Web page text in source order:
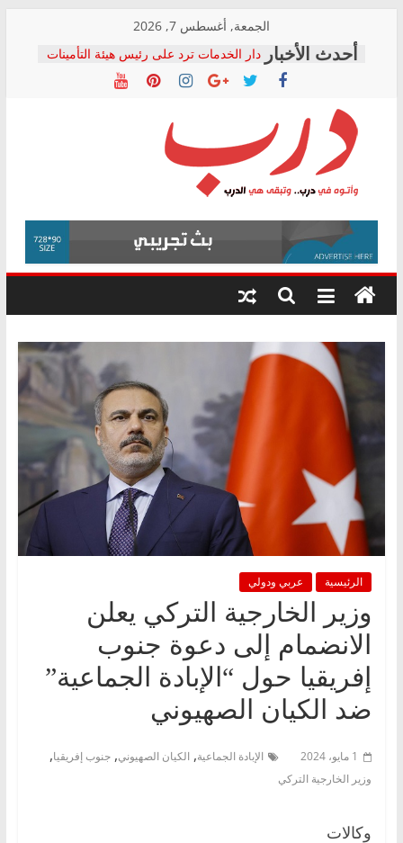
content
الجمعة, أغسطس 7, 2026
دار الخدمات ترد على رئيس هيئة التأمينات
بعد مؤتمره الصحفي: إنكار الأزمة لا ينهي
معاناة أصحاب المعاشات.. ونطالب بكشف
فرحات سليمان يكتب: القطاع الصحي إلى
أين؟
حزب التحالف الشعبي يطلق لجنة “الحق
في الصحة” بالإسكندرية لرصد الانتهاكات
ودعم المرضى
الوزاري لمدينة الصحفيين.. وانتهاء أعمال
إنشاء المبنى الإداري
المجلس القومي لحقوق الإنسان يعلن
متابعة قضية الدكتور محمد زهران.. ويؤكد:
قرينة البراءة وضمانات المحاكمة العادلة
درب
وأتوه
درب..
وتبقى
هي
الرئيسية عربي ودولي
وزير الخارجية التركي يعلن
الانضمام إلى دعوة جنوب
إفريقيا حول “الإبادة الجماعية”
ضد الكيان الصهيوني
1 مايو، 2024 الإبادة الجماعية, الكيان الصهيوني, جنوب إفريقيا,
وزير الخارجية التركي
وكالات